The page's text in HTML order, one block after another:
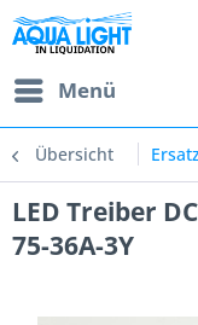
Menü
Übersicht
LED Treiber
75-36A-3Y